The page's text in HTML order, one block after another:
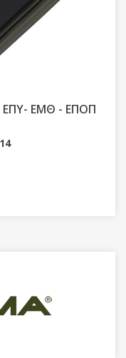
ΕΠΥ- ΕΜΘ - ΕΠΟΠ